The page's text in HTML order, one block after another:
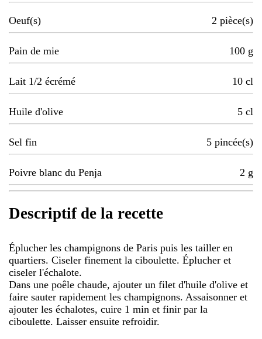
Oeuf(s) 2 pièce(s)
Pain de mie 100 g
Lait 1/2 écrémé 10 cl
Huile d'olive 5 cl
Sel fin 5 pincée(s)
Poivre blanc du Penja 2 g
Descriptif de la recette
Éplucher les champignons de Paris puis les tailler en
quartiers. Ciseler finement la ciboulette. Éplucher et
ciseler l'échalote.
Dans une poêle chaude, ajouter un filet d'huile d'olive et
faire sauter rapidement les champignons. Assaisonner et
ajouter les échalotes, cuire 1 min et finir par la
ciboulette. Laisser ensuite refroidir.